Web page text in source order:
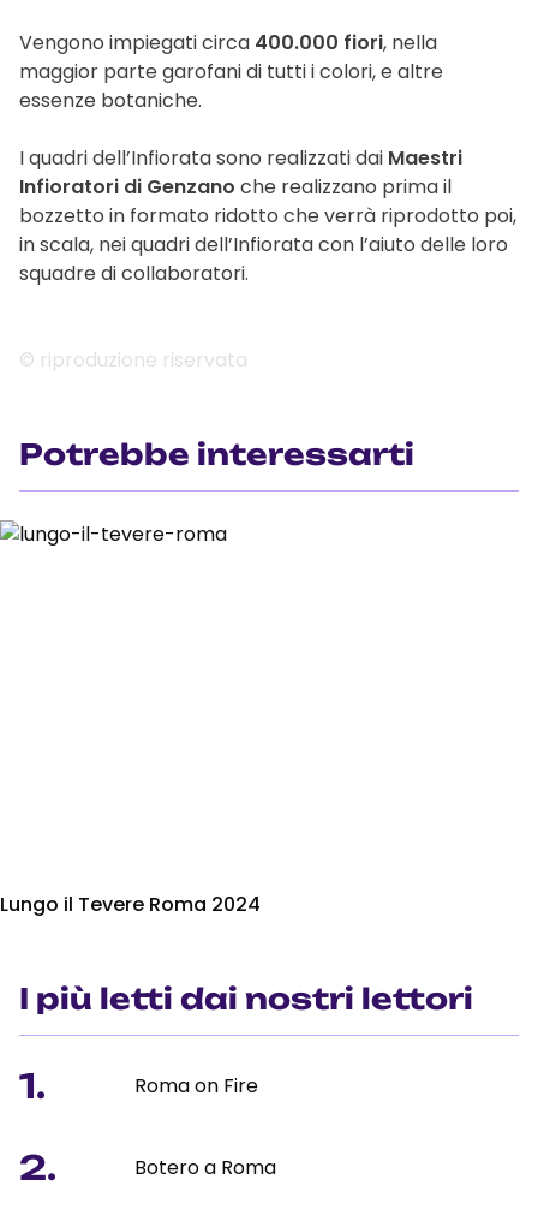
Vengono impiegati circa 400.000 fiori, nella
maggior parte garofani di tutti i colori, e altre
essenze botaniche.
I quadri dell’Infiorata sono realizzati dai Maestri
Infioratori di Genzano che realizzano prima il
bozzetto in formato ridotto che verrà riprodotto poi,
in scala, nei quadri dell’Infiorata con l’aiuto delle loro
squadre di collaboratori.
© riproduzione riservata
Potrebbe interessarti
Lungo il Tevere Roma 2024
I più letti dai nostri lettori
1. Roma on Fire
2. Botero a Roma